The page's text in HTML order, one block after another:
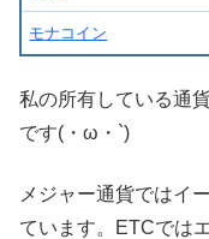
モナコイン
私の所有している通
です(・ω・`)
メジャー通貨ではイ
ています。ETCでは